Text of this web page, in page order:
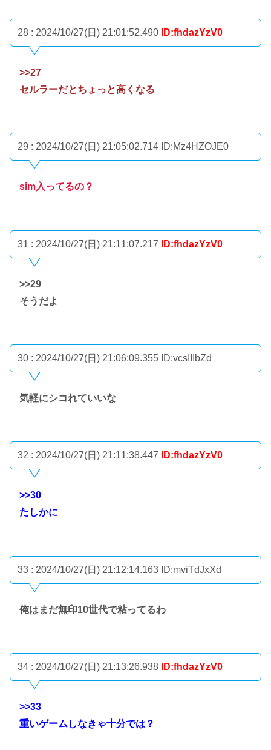
28 : 2024/10/27(日) 21:01:52.490 ID:fhdazYzV0
>>27
セルラーだとちょっと高くなる
29 : 2024/10/27(日) 21:05:02.714 ID:Mz4HZOJE0
sim入ってるの？
31 : 2024/10/27(日) 21:11:07.217 ID:fhdazYzV0
>>29
そうだよ
30 : 2024/10/27(日) 21:06:09.355 ID:vcsIIIbZd
気軽にシコれていいな
32 : 2024/10/27(日) 21:11:38.447 ID:fhdazYzV0
>>30
たしかに
33 : 2024/10/27(日) 21:12:14.163 ID:mviTdJxXd
俺はまだ無印10世代で粘ってるわ
34 : 2024/10/27(日) 21:13:26.938 ID:fhdazYzV0
>>33
重いゲームしなきゃ十分では？